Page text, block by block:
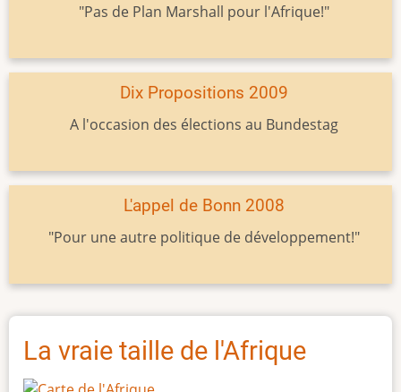
"Pas de Plan Marshall pour l'Afrique!"
Dix Propositions 2009
A l'occasion des élections au Bundestag
L'appel de Bonn 2008
"Pour une autre politique de développement!"
La vraie taille de l'Afrique